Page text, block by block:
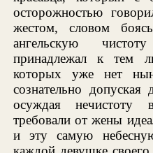
осторожностью
жестом, словом
ангельскую
принадлежал к тем
которых уже нет
сознательно
осуждая нечистоту
требовали от жены
и эту самую